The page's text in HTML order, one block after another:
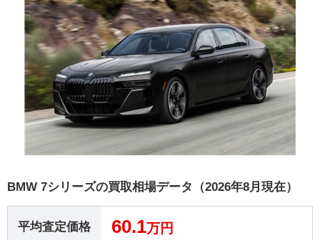
BMW 7シリーズの買取相場データ（2026年8月現在）
平均査定価格 60.1万円